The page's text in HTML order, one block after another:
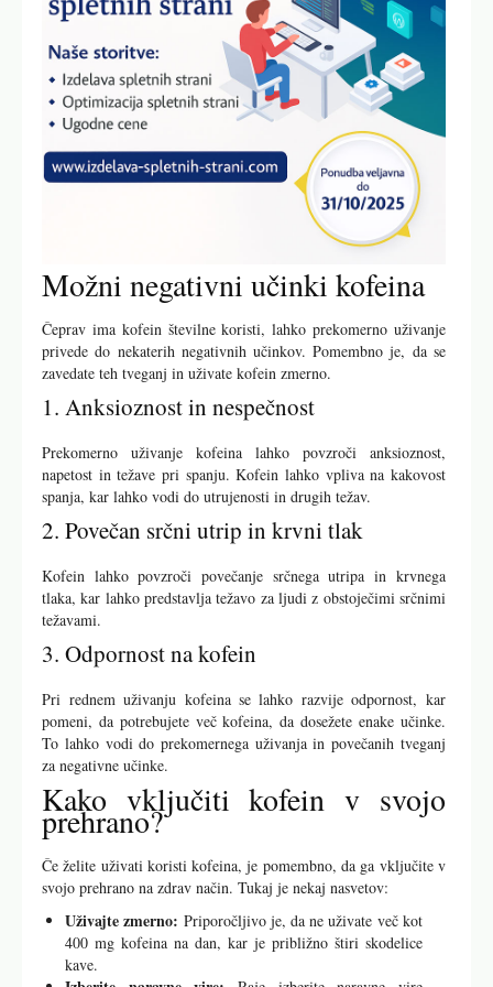
Možni negativni učinki kofeina
Čeprav ima kofein številne koristi, lahko prekomerno uživanje
privede do nekaterih negativnih učinkov. Pomembno je, da se
zavedate teh tveganj in uživate kofein zmerno.
1. Anksioznost in nespečnost
Prekomerno uživanje kofeina lahko povzroči anksioznost,
napetost in težave pri spanju. Kofein lahko vpliva na kakovost
spanja, kar lahko vodi do utrujenosti in drugih težav.
2. Povečan srčni utrip in krvni tlak
Kofein lahko povzroči povečanje srčnega utripa in krvnega
tlaka, kar lahko predstavlja težavo za ljudi z obstoječimi srčnimi
težavami.
3. Odpornost na kofein
Pri rednem uživanju kofeina se lahko razvije odpornost, kar
pomeni, da potrebujete več kofeina, da dosežete enake učinke.
To lahko vodi do prekomernega uživanja in povečanih tveganj
za negativne učinke.
Kako vključiti kofein v svojo
prehrano?
Če želite uživati koristi kofeina, je pomembno, da ga vključite v
svojo prehrano na zdrav način. Tukaj je nekaj nasvetov:
Uživajte zmerno: Priporočljivo je, da ne uživate več kot
400 mg kofeina na dan, kar je približno štiri skodelice
kave.